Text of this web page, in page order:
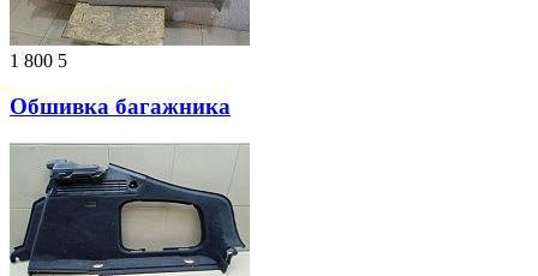
1 800 5
Обшивка багажника